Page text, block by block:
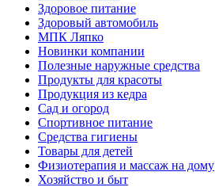
Здоровое питание
Здоровый автомобиль
МПК Ляпко
Новинки компании
Полезные наружные средства
Продукты для красоты
Продукция из кедра
Сад и огород
Спортивное питание
Средства гигиены
Товары для детей
Физиотерапия и массаж на дому
Хозяйство и быт